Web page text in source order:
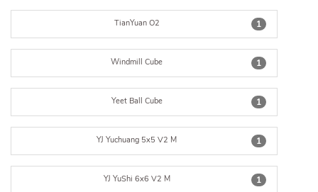
1
TianYuan O2
1
Windmill Cube
1
Yeet Ball Cube
1
YJ Yuchuang 5x5 V2 M
1
YJ YuShi 6x6 V2 M